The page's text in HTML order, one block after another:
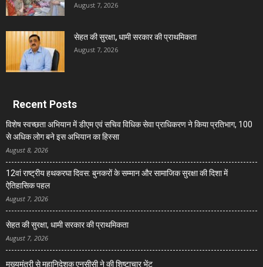
August 7, 2026
सेहत की सुरक्षा, धामी सरकार की प्राथमिकता
August 7, 2026
Recent Posts
विशेष स्वच्छता अभियान में डीएम एवं सचिव विधिक सेवा प्राधिकरण ने किया प्रतिभाग, 100
से अधिक लोग बने इस अभियान का हिस्सा
August 8, 2026
12वां राष्ट्रीय हथकरघा दिवस: बुनकरों के सम्मान और सामाजिक सुरक्षा की दिशा में
ऐतिहासिक पहल
August 7, 2026
सेहत की सुरक्षा, धामी सरकार की प्राथमिकता
August 7, 2026
मुख्यमंत्री से महानिदेशक एनसीसी ने की शिष्टाचार भेंट